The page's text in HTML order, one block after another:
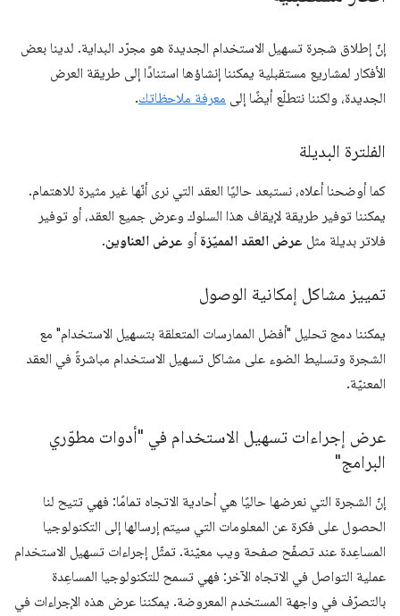
إنّ إطلاق شجرة تسهيل الاستخدام الجديدة هو مجرّد البداية. لدينا بعض
الأفكار لمشاريع مستقبلية يمكننا إنشاؤها استنادًا إلى طريقة العرض
الجديدة، ولكننا نتطلّع أيضًا إلى معرفة ملاحظاتك.
الفلترة البديلة
كما أوضحنا أعلاه، نستبعد حاليًا العقد التي نرى أنّها غير مثيرة للاهتمام.
يمكننا توفير طريقة لإيقاف هذا السلوك وعرض جميع العقد، أو توفير
فلاتر بديلة مثل عرض العقد المميّزة أو عرض العناوين.
تمييز مشاكل إمكانية الوصول
يمكننا دمج تحليل "أفضل الممارسات المتعلقة بتسهيل الاستخدام" مع
الشجرة وتسليط الضوء على مشاكل تسهيل الاستخدام مباشرةً في العقد
المعنيّة.
عرض إجراءات تسهيل الاستخدام في "أدوات مطوّري
البرامج"
إنّ الشجرة التي نعرضها حاليًا هي أحادية الاتجاه تمامًا: فهي تتيح لنا
الحصول على فكرة عن المعلومات التي سيتم إرسالها إلى التكنولوجيا
المساعِدة عند تصفّح صفحة ويب معيّنة. تمثّل إجراءات تسهيل الاستخدام
عملية التواصل في الاتجاه الآخر: فهي تسمح للتكنولوجيا المساعِدة
بالتصرّف في واجهة المستخدم المعروضة. يمكننا عرض هذه الإجراءات في